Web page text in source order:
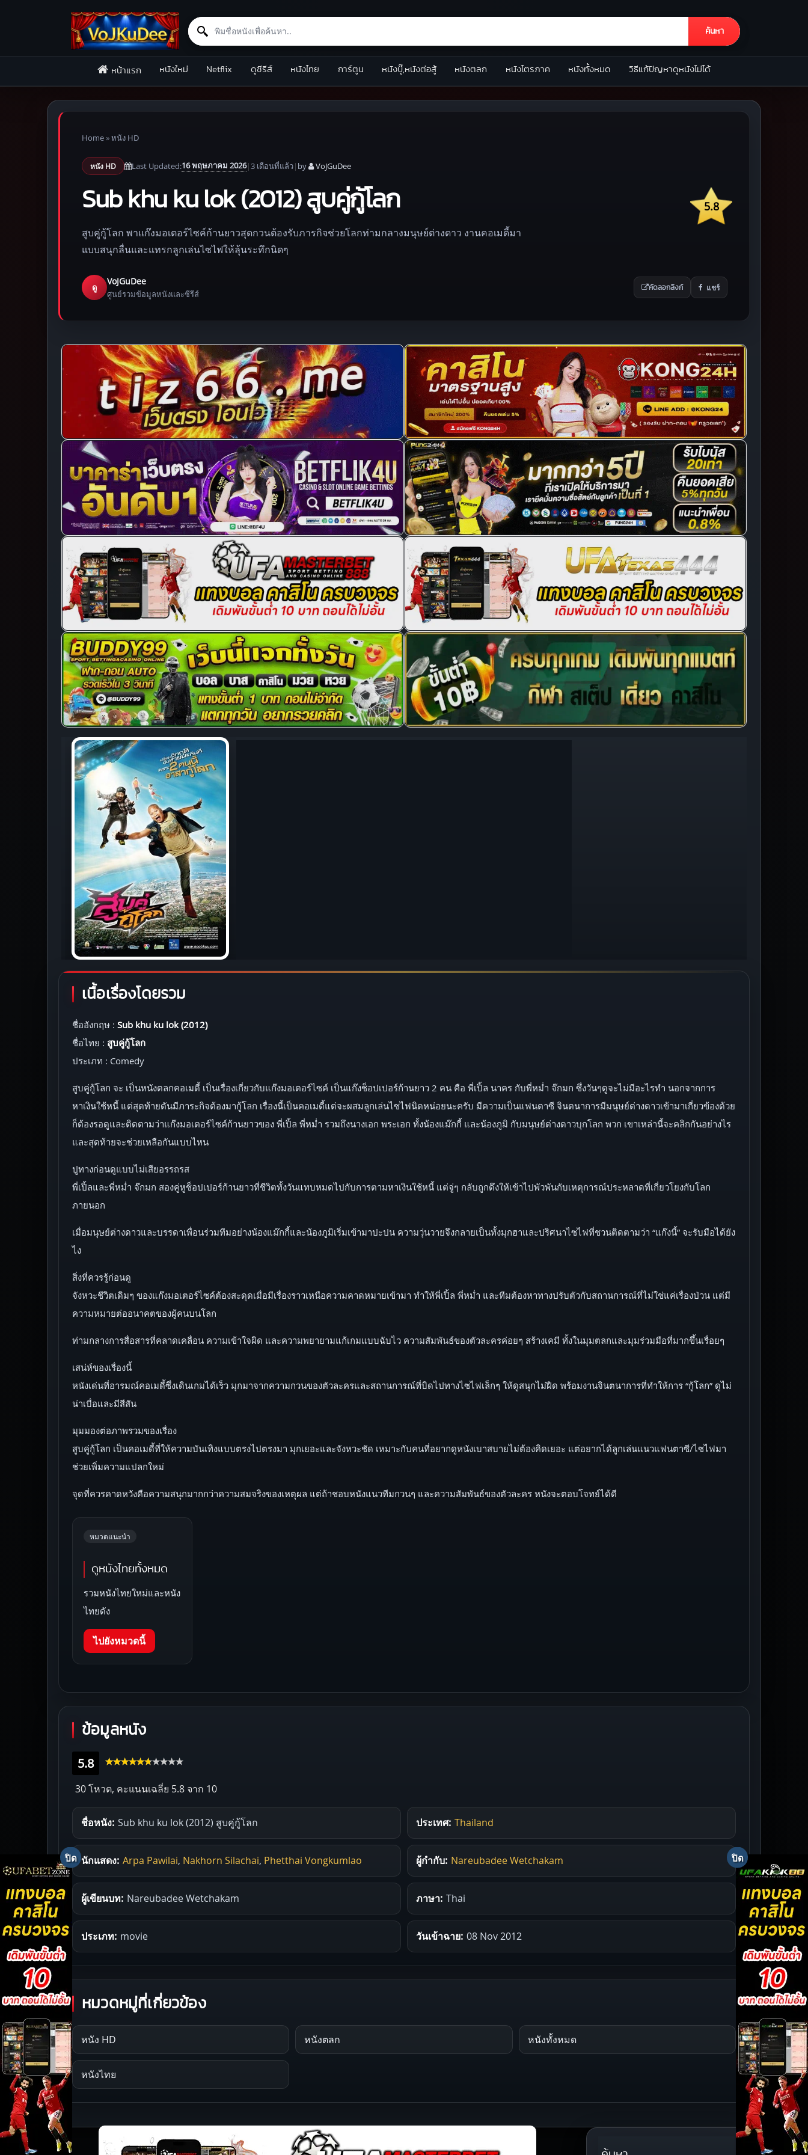
Search for:
ค้นหา
หน้าแรก หนังใหม่ Netflix ดูซีรีส์ หนังไทย การ์ตูน หนังบู๊,หนังต่อสู้ หนังตลก หนังไตรภาค หนังทั้งหมด วิธีแก้ปัญหาดูหนังไม่ได้
Home»หนัง HD
หนัง HD Last Updated:16 พฤษภาคม 2026|3 เดือนที่แล้ว| by VoJGuDee
5.8
Sub khu ku lok (2012) สูบคู่กู้โลก
สูบคู่กู้โลก พาแก๊งมอเตอร์ไซค์ก้านยาวสุดกวนต้องรับภารกิจช่วยโลกท่ามกลางมนุษย์ต่างดาว งานคอเมดี้มา
แบบสนุกลื่นและแทรกลูกเล่นไซไฟให้ลุ้นระทึกนิดๆ
ดู
VoJGuDee
ศูนย์รวมข้อมูลหนังและซีรีส์
คัดลอกลิงก์ แชร์
เนื้อเรื่องโดยรวม
ชื่ออังกฤษ : Sub khu ku lok (2012)
ชื่อไทย : สูบคู่กู้โลก
ประเภท : Comedy
สูบคู่กู้โลก จะ เป็นหนังตลกคอเมดี้ เป็นเรื่องเกี่ยวกับแก๊งมอเตอร์ไซค์ เป็นแก๊งช็อปเปอร์ก้านยาว 2 คน คือ พี่เปิ้ล นาคร กับพี่หม่ำ จ๊กมก ซึ่งวันๆดูจะไม่มีอะไรทำ นอกจากการ
หาเงินใช้หนี้ แต่สุดท้ายดันมีภาระกิจต้องมากู้โลก เรื่องนี้เป็นคอเมดี้แต่จะผสมลูกเล่นไซไฟนิดหน่อยนะครับ มีความเป็นแฟนตาซี จินตนาการมีมนุษย์ต่างดาวเข้ามาเกี่ยวข้องด้วย
ก็ต้องรอดูและติดตามว่าแก๊งมอเตอร์ไซค์ก้านยาวของ พี่เปิ้ล พี่หม่ำ รวมถึงนางเอก พระเอก ทั้งน้องแม๊กกี้ และน้องภูมิ กับมนุษย์ต่างดาวบุกโลก พวก เขาเหล่านี้จะคลิกกันอย่างไร
และสุดท้ายจะช่วยเหลือกันแบบไหน
ปูทางก่อนดูแบบไม่เสียอรรถรส
พี่เปิ้ลและพี่หม่ำ จ๊กมก สองคู่หูช็อปเปอร์ก้านยาวที่ชีวิตทั้งวันแทบหมดไปกับการตามหาเงินใช้หนี้ แต่จู่ๆ กลับถูกดึงให้เข้าไปพัวพันกับเหตุการณ์ประหลาดที่เกี่ยวโยงกับโลก
ภายนอก
เมื่อมนุษย์ต่างดาวและบรรดาเพื่อนร่วมทีมอย่างน้องแม๊กกี้และน้องภูมิเริ่มเข้ามาปะปน ความวุ่นวายจึงกลายเป็นทั้งมุกฮาและปริศนาไซไฟที่ชวนติดตามว่า “แก๊งนี้” จะรับมือได้ยัง
ไง
สิ่งที่ควรรู้ก่อนดู
จังหวะชีวิตเดิมๆ ของแก๊งมอเตอร์ไซค์ต้องสะดุดเมื่อมีเรื่องราวเหนือความคาดหมายเข้ามา ทำให้พี่เปิ้ล พี่หม่ำ และทีมต้องหาทางปรับตัวกับสถานการณ์ที่ไม่ใช่แค่เรื่องป่วน แต่มี
ความหมายต่ออนาคตของผู้คนบนโลก
ท่ามกลางการสื่อสารที่คลาดเคลื่อน ความเข้าใจผิด และความพยายามแก้เกมแบบฉับไว ความสัมพันธ์ของตัวละครค่อยๆ สร้างเคมี ทั้งในมุมตลกและมุมร่วมมือที่มากขึ้นเรื่อยๆ
เสน่ห์ของเรื่องนี้
หนังเด่นที่อารมณ์คอเมดี้ซึ่งเดินเกมได้เร็ว มุกมาจากความกวนของตัวละครและสถานการณ์ที่บิดไปทางไซไฟเล็กๆ ให้ดูสนุกไม่ฝืด พร้อมงานจินตนาการที่ทำให้การ “กู้โลก” ดูไม่
น่าเบื่อและมีสีสัน
มุมมองต่อภาพรวมของเรื่อง
สูบคู่กู้โลก เป็นคอเมดี้ที่ให้ความบันเทิงแบบตรงไปตรงมา มุกเยอะและจังหวะชัด เหมาะกับคนที่อยากดูหนังเบาสบายไม่ต้องคิดเยอะ แต่อยากได้ลูกเล่นแนวแฟนตาซี/ไซไฟมา
ช่วยเพิ่มความแปลกใหม่
จุดที่ควรคาดหวังคือความสนุกมากกว่าความสมจริงของเหตุผล แต่ถ้าชอบหนังแนวทีมกวนๆ และความสัมพันธ์ของตัวละคร หนังจะตอบโจทย์ได้ดี
หมวดแนะนำ
ดูหนังไทยทั้งหมด
รวมหนังไทยใหม่และหนัง
ไทยดัง
ไปยังหมวดนี้
ข้อมูลหนัง
5.8
30 โหวต, คะแนนเฉลี่ย 5.8 จาก 10
ชื่อหนัง: Sub khu ku lok (2012) สูบคู่กู้โลก ประเทศ: Thailand
นักแสดง: Arpa Pawilai, Nakhorn Silachai, Phetthai Vongkumlao ผู้กำกับ: Nareubadee Wetchakam
ผู้เขียนบท: Nareubadee Wetchakam ภาษา: Thai
ประเภท: movie วันเข้าฉาย: 08 Nov 2012
หมวดหมู่ที่เกี่ยวข้อง
หนัง HD หนังตลก หนังทั้งหมด
หนังไทย